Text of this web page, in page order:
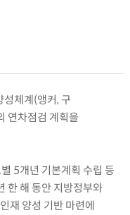
체계(앵커, 구
연차점검 계획을
5개년 기본계획 수립 등
한 해 동안 지방정부와
재 양성 기반 마련에